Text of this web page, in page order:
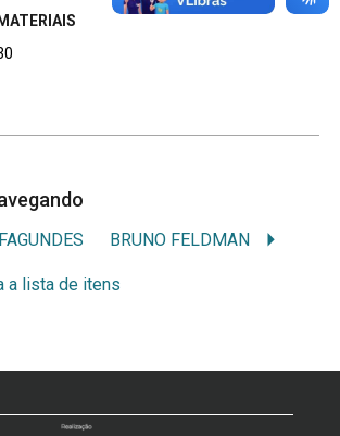
BRUNO FELDMAN
a lista de itens